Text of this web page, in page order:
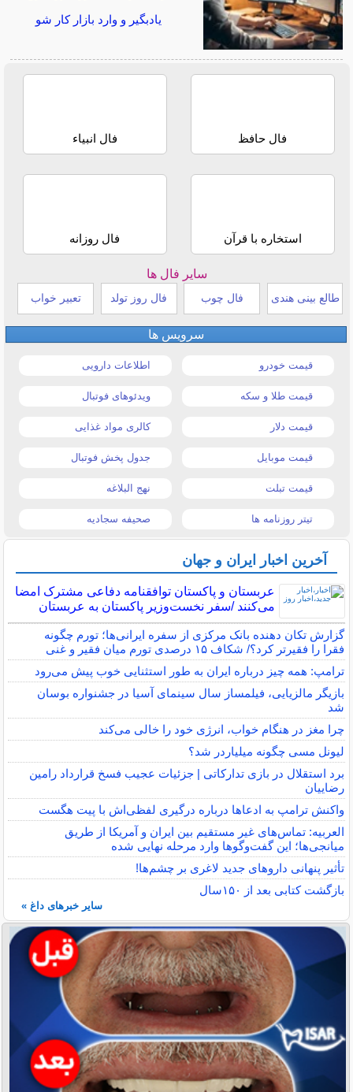
یادبگیر و وارد بازار کار شو
فال حافظ فال انبیاء
استخاره با قرآن فال روزانه
سایر فال ها
طالع بینی هندی فال چوب فال روز تولد تعبیر خواب
سرویس ها
قیمت خودرو اطلاعات دارویی
قیمت طلا و سکه ویدئوهای فوتبال
قیمت دلار کالری مواد غذایی
قیمت موبایل جدول پخش فوتبال
قیمت تبلت نهج البلاغه
تیتر روزنامه ها صحیفه سجادیه
آخرین اخبار ایران و جهان
عربستان و پاکستان توافقنامه دفاعی مشترک امضا
می‌کنند /سفر نخست‌وزیر پاکستان به عربستان
گزارش تکان‌ دهنده بانک مرکزی از سفره ایرانی‌ها؛ تورم چگونه
فقرا را فقیرتر کرد؟/ شکاف ۱۵ درصدی تورم میان فقیر و غنی
ترامپ: همه چیز درباره ایران به طور استثنایی خوب پیش می‌رود
بازیگر مالزیایی، فیلمساز سال سینمای آسیا در جشنواره بوسان
شد
چرا مغز در هنگام خواب، انرژی خود را خالی می‌کند
لیونل مسی چگونه میلیاردر شد؟
برد استقلال در بازی تدارکاتی | جزئیات عجیب فسخ قرارداد رامین
رضاییان
واکنش ترامپ به ادعاها درباره درگیری لفظی‌اش با پیت هگست
العربیه: تماس‌های غیر مستقیم بین ایران و آمریکا از طریق
میانجی‌ها؛ این گفت‌و‌گو‌ها وارد مرحله نهایی شده
تأثیر پنهانی داروهای جدید لاغری بر چشم‌ها!
بازگشت کتابی بعد از ۱۵۰سال
سایر خبرهای داغ »